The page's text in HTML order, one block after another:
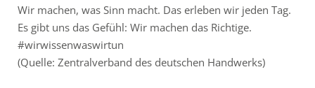
Wir machen, was Sinn macht. Das erleben wir jeden Tag.
Es gibt uns das Gefühl: Wir machen das Richtige.
#wirwissenwaswirtun
(Quelle: Zentralverband des deutschen Handwerks)